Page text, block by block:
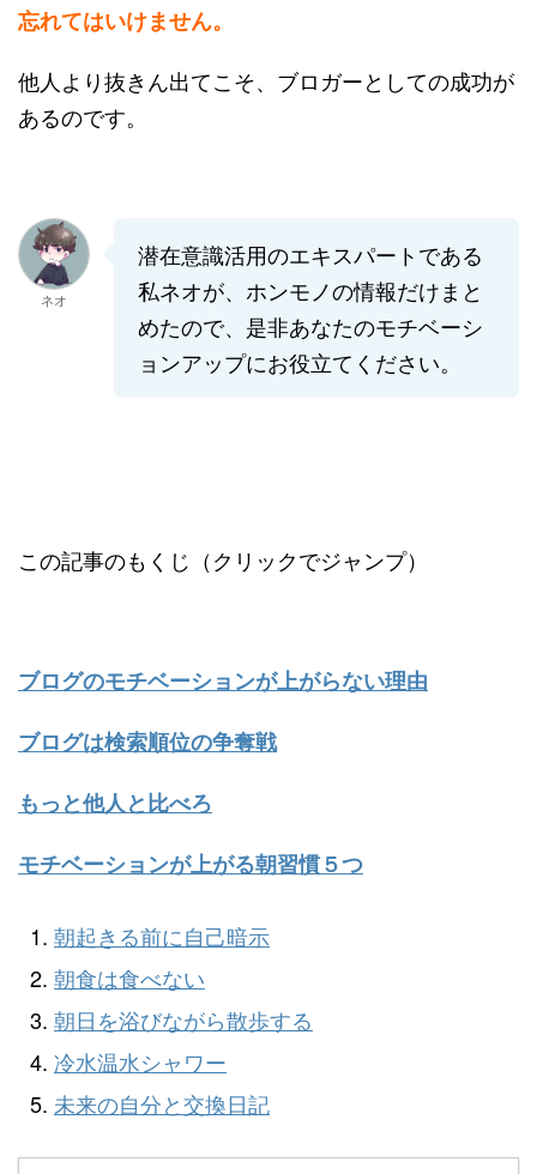
忘れてはいけません。
他人より抜きん出てこそ、ブロガーとしての成功が
あるのです。
ネオ
潜在意識活用のエキスパートである
私ネオが、ホンモノの情報だけまと
めたので、是非あなたのモチベーシ
ョンアップにお役立てください。
この記事のもくじ（クリックでジャンプ）
ブログのモチベーションが上がらない理由
ブログは検索順位の争奪戦
もっと他人と比べろ
モチベーションが上がる朝習慣５つ
朝起きる前に自己暗示
朝食は食べない
朝日を浴びながら散歩する
冷水温水シャワー
未来の自分と交換日記